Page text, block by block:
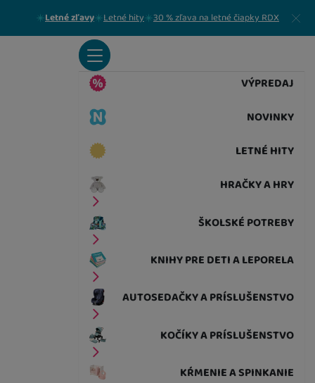
Letné zľavy Letné hity 30 % zľava na letné čiapky RDX Zavrieť
VÝPREDAJ
NOVINKY
LETNÉ HITY
HRAČKY A HRY
ŠKOLSKÉ POTREBY
KNIHY PRE DETI A LEPORELA
AUTOSEDAČKY A PRÍSLUŠENSTVO
KOČÍKY A PRÍSLUŠENSTVO
KŔMENIE A SPINKANIE